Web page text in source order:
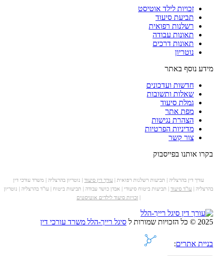
זכויות לילד אוטיסט
תביעת סיעוד
רשלנות רפואית
תאונות עבודה
תאונות דרכים
נוטריון
מידע נוסף באתר
חדשות ועדכונים
שאלות ותשובות
גמלת סיעוד
מפת אתר
הצהרת נגישות
מדיניות הפרטיות
צור קשר
בקרו אותנו בפייסבוק
עורך דין בהרצליה | תביעות רשלנות רפואית | עורך דין סיעוד | נוטריון בהרצליה | משרד עורכי דין
בהרצליה | עו"ד סיעוד | תביעות ביטוח סיעודי | אבדן כושר עבודה | תביעות ביטוח | עו"ד בהרצליה | נוטריון
זכויות סיעוד לילדים אוטיסטים
2025 © כל הזכויות שמורות ל סיגל רייך-הלל משרד עורכי דין
בניית אתרים: